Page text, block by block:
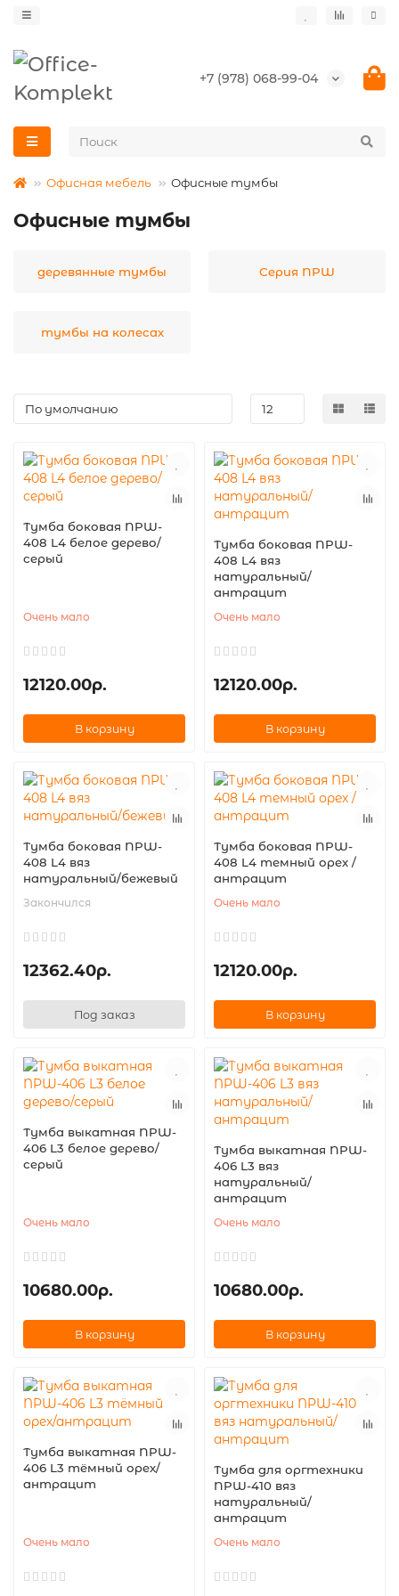
+7 (978) 068-99-04
Офисная мебель Офисные тумбы
Офисные тумбы
деревянные тумбы Серия NPW
тумбы на колесах
Тумба боковая NPW-
408 L4 белое дерево/
серый
Очень мало
12120.00р.
В корзину
Тумба боковая NPW-
408 L4 вяз
натуральный/
антрацит
Очень мало
12120.00р.
В корзину
Тумба боковая NPW-
408 L4 вяз
натуральный/бежевый
Закончился
12362.40р.
Под заказ
Тумба боковая NPW-
408 L4 темный орех /
антрацит
Очень мало
12120.00р.
В корзину
Тумба выкатная NPW-
406 L3 белое дерево/
серый
Очень мало
10680.00р.
В корзину
Тумба выкатная NPW-
406 L3 вяз
натуральный/
антрацит
Очень мало
10680.00р.
В корзину
Тумба выкатная NPW-
406 L3 тёмный орех/
антрацит
Очень мало
Тумба для оргтехники
NPW-410 вяз
натуральный/
антрацит
Очень мало